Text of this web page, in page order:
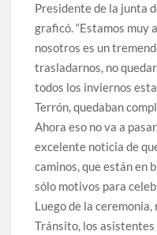
Presidente de la junta
graficó. “Estamos muy
nosotros es un
trasladarnos, no
todos los inviernos
Terrón, quedaban
Ahora eso no va a
excelente noticia de
caminos, que están en
sólo motivos para
Luego de la
Tránsito, los